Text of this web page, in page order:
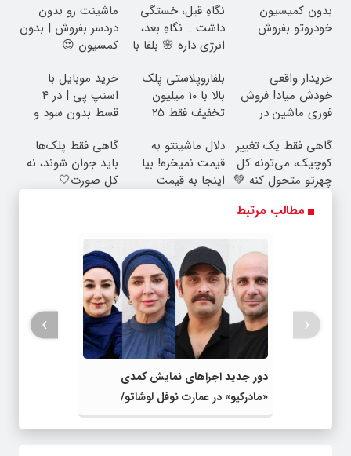
بدون کمیسیون
خودروتو بفروش
نگاهِ قبل، خستگی
داشت... نگاهِ بعد،
انرژی داره 🌸 بلفا با
ماشینت رو بدون
دردسر بفروش | بدون
کمسیون 😍
خریدار واقعی
خودش میاد! فروش
فوری ماشین در
بلفاروپلاستی پلک
بالا با ۱۰ میلیون
تخفیف فقط ۲۵
خرید موبایل با
اسنپ پی | در ۴
قسط بدون سود و
گاهی فقط یک تغییر
کوچیک، می‌تونه کل
چهرتو متحول کنه 💚
دلال ماشینتو به
قیمت نمیخره! بیا
اینجا به قیمت
گاهی فقط پلک‌ها
باید جوان شوند، نه
کل صورت🤍
مطالب مرتبط
دور جدید اجراهای نمایش کمدی
«مادرکیو» در عمارت نوفل لوشاتو/
بازیگران معرفی شدند
‹
›